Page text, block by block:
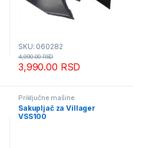
SKU: 060282
3,990.00 RSD
4,990.00RSD
Priključne mašine
Sakupljač za Villager
VSS100